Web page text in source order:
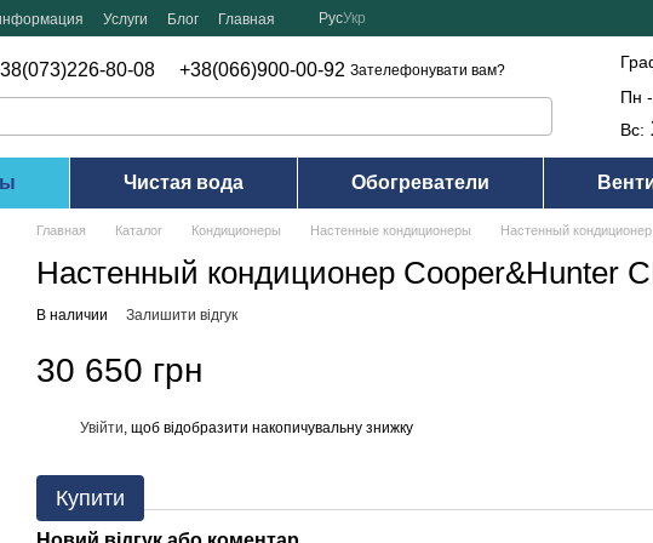
Услуги Блог Главная РусУкр
80-08 +38(066)900-00-92 Зателефонувати вам?
Пн
Вс:
Чистая вода Обогреватели
Главная Каталог Кондиционеры Настенные кондиционеры Настенный
Настенный кондиционер Cooper&Hunter
В наличии Залишити відгук
30 650 грн
Увійти , щоб відобразити накопичувальну знижку
Купити